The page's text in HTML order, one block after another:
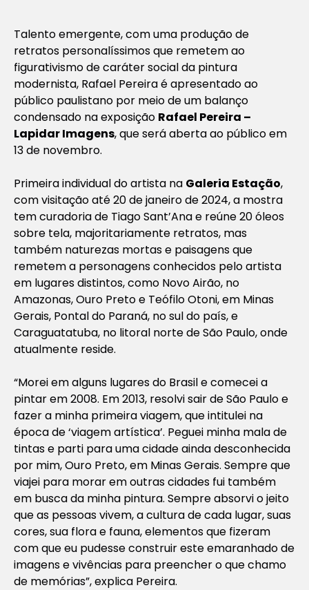
Talento emergente, com uma produção de
retratos personalíssimos que remetem ao
figurativismo de caráter social da pintura
modernista, Rafael Pereira é apresentado ao
público paulistano por meio de um balanço
condensado na exposição Rafael Pereira –
Lapidar Imagens, que será aberta ao público em
13 de novembro.
Primeira individual do artista na Galeria Estação,
com visitação até 20 de janeiro de 2024, a mostra
tem curadoria de Tiago Sant’Ana e reúne 20 óleos
sobre tela, majoritariamente retratos, mas
também naturezas mortas e paisagens que
remetem a personagens conhecidos pelo artista
em lugares distintos, como Novo Airão, no
Amazonas, Ouro Preto e Teófilo Otoni, em Minas
Gerais, Pontal do Paraná, no sul do país, e
Caraguatatuba, no litoral norte de São Paulo, onde
atualmente reside.
“Morei em alguns lugares do Brasil e comecei a
pintar em 2008. Em 2013, resolvi sair de São Paulo e
fazer a minha primeira viagem, que intitulei na
época de ‘viagem artística’. Peguei minha mala de
tintas e parti para uma cidade ainda desconhecida
por mim, Ouro Preto, em Minas Gerais. Sempre que
viajei para morar em outras cidades fui também
em busca da minha pintura. Sempre absorvi o jeito
que as pessoas vivem, a cultura de cada lugar, suas
cores, sua flora e fauna, elementos que fizeram
com que eu pudesse construir este emaranhado de
imagens e vivências para preencher o que chamo
de memórias”, explica Pereira.